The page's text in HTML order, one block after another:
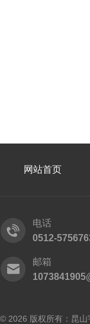
网站首页
电话
0512-
邮箱
© 2026 版权所有：昆